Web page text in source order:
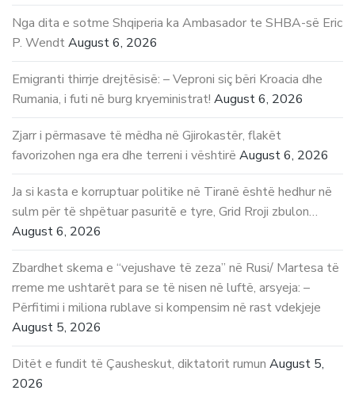
Nga dita e sotme Shqiperia ka Ambasador te SHBA-së Eric
P. WendtAugust 6, 2026
Emigranti thirrje drejtësisë: – Veproni siç bëri Kroacia dhe
Rumania, i futi në burg kryeministrat! August 6, 2026
Zjarr i përmasave të mëdha në Gjirokastër, flakët
favorizohen nga era dhe terreni i vështirë August 6, 2026
Ja si kasta e korruptuar politike në Tiranë është hedhur në
sulm për të shpëtuar pasuritë e tyre, Grid Rroji zbulon…
August 6, 2026
Zbardhet skema e “vejushave të zeza” në Rusi/ Martesa të
rreme me ushtarët para se të nisen në luftë, arsyeja: –
Përfitimi i miliona rublave si kompensim në rast vdekjeje
August 5, 2026
Ditët e fundit të Çausheskut, diktatorit rumun August 5,
2026